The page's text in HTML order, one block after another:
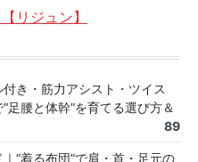
リジュン】
付き・筋力アシスト・ツイス
足腰と体幹”を育てる選び方＆
89
“着る布団”で肩・首・足元の